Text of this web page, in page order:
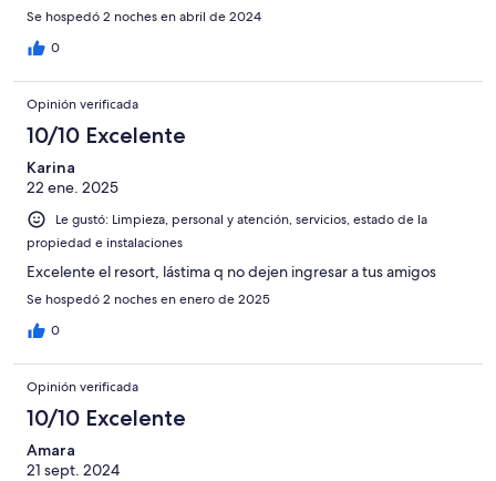
Se hospedó 2 noches en abril de 2024
0
Opinión verificada
10/10 Excelente
Karina
22 ene. 2025
Le gustó: Limpieza, personal y atención, servicios, estado de la
propiedad e instalaciones
Excelente el resort, lástima q no dejen ingresar a tus amigos
Se hospedó 2 noches en enero de 2025
0
Opinión verificada
10/10 Excelente
Amara
21 sept. 2024